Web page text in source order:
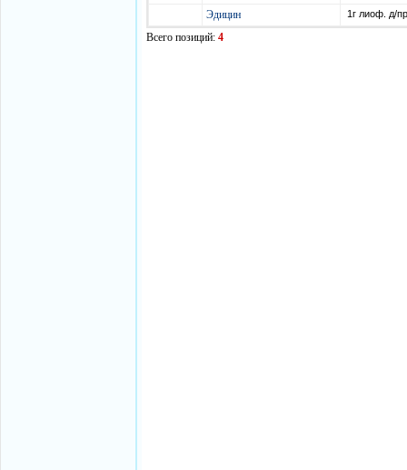
Эдицин 1г лиоф. д/
Всего позиций: 4